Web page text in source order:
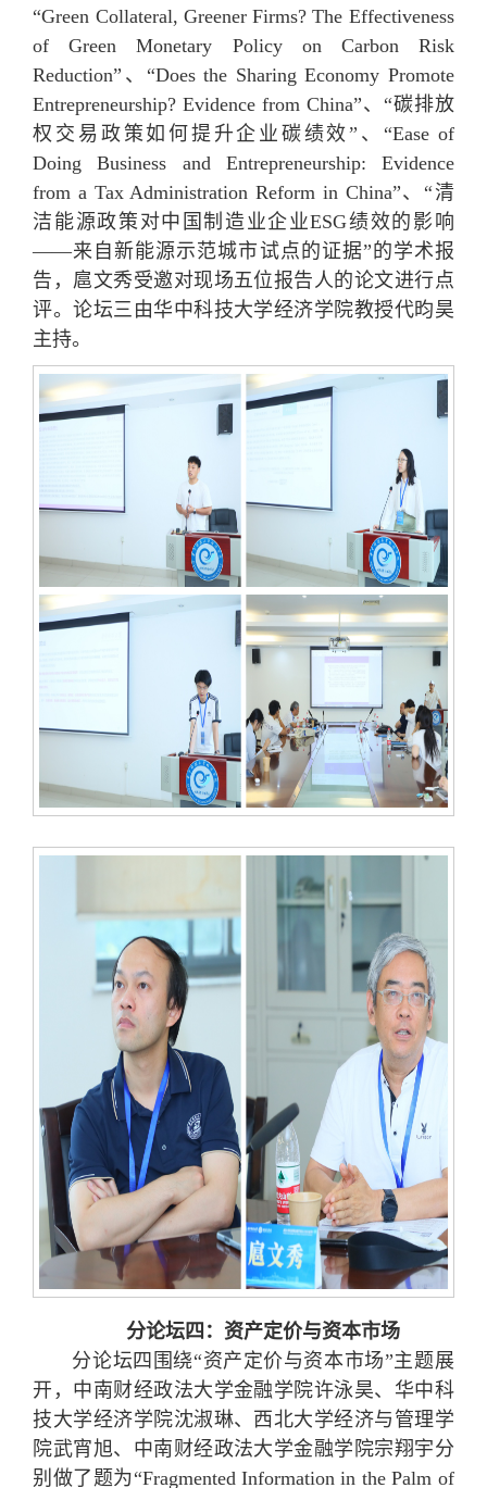
“Green Collateral, Greener Firms? The Effectiveness
of Green Monetary Policy on Carbon Risk
Reduction”、“Does the Sharing Economy Promote
Entrepreneurship? Evidence from China”、“碳排放
权交易政策如何提升企业碳绩效”、“Ease of
Doing Business and Entrepreneurship: Evidence
from a Tax Administration Reform in China”、“清
洁能源政策对中国制造业企业ESG绩效的影响
——来自新能源示范城市试点的证据”的学术报
告，扈文秀受邀对现场五位报告人的论文进行点
评。论坛三由华中科技大学经济学院教授代昀昊
主持。
分论坛四：资产定价与资本市场
分论坛四围绕“资产定价与资本市场”主题展
开，中南财经政法大学金融学院许泳昊、华中科
技大学经济学院沈淑琳、西北大学经济与管理学
院武宵旭、中南财经政法大学金融学院宗翔宇分
别做了题为“Fragmented Information in the Palm of